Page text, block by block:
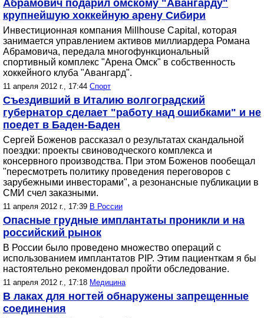
Абрамович подарил омскому "Авангарду"
крупнейшую хоккейную арену Сибири
Инвестиционная компания Millhouse Capital, которая
занимается управлением активов миллиардера Романа
Абрамовича, передала многофункциональный
спортивный комплекс "Арена Омск" в собственность
хоккейного клуба "Авангард".
11 апреля 2012 г., 17:44 Спорт
Съездивший в Италию волгоградский
губернатор сделает "работу над ошибками" и не
поедет в Баден-Баден
Сергей Боженов рассказал о результатах скандальной
поездки: проекты свиноводческого комплекса и
консервного производства. При этом Боженов пообещал
"пересмотреть политику проведения переговоров с
зарубежными инвесторами", а резонансные публикации в
СМИ счел заказными.
11 апреля 2012 г., 17:39 В России
Опасные грудные имплантаты проникли и на
российский рынок
В России было проведено множество операций с
использованием имплантатов PIP. Этим пациенткам я бы
настоятельно рекомендовал пройти обследование.
11 апреля 2012 г., 17:18 Медицина
В лаках для ногтей обнаружены запрещенные
соединения